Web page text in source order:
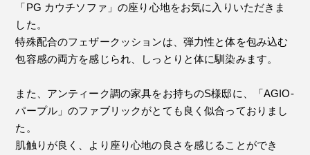
「PG カウチソファ」の座り心地をお気に入りいただきま
した。
特殊配合のフェザークッションは、弾力性と体を包み込む
包容感の両方を感じられ、しっとりと体に馴染みます。
また、アンティーク調の家具をお持ちのS様邸に、「AGIO-
パープル」のファブリックがとても良く似合っておりまし
た。
肌触りが良く、より座り心地の良さを感じることができ